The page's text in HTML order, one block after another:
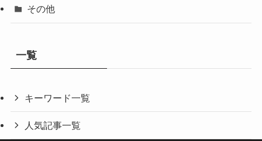
その他
一覧
キーワード一覧
人気記事一覧